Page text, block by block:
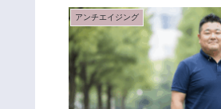
アンチエイジング